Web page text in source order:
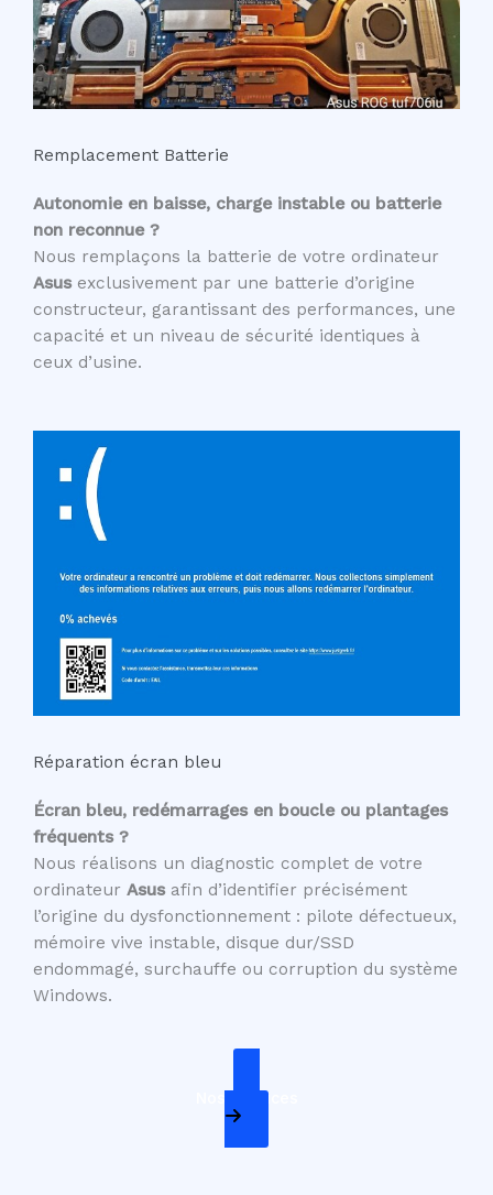
Remplacement Batterie
Autonomie en baisse, charge instable ou batterie
non reconnue ?
Nous remplaçons la batterie de votre ordinateur
Asusexclusivement par une batterie d’origine
constructeur, garantissant des performances, une
capacité et un niveau de sécurité identiques à
ceux d’usine.
Réparation écran bleu
Écran bleu, redémarrages en boucle ou plantages
fréquents ?
Nous réalisons un diagnostic complet de votre
ordinateur Asusafin d’identifier précisément
l’origine du dysfonctionnement : pilote défectueux,
mémoire vive instable, disque dur/SSD
endommagé, surchauffe ou corruption du système
Windows.
Nos Services